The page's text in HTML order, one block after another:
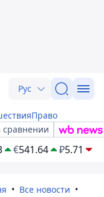
Рус
Право
сравнении
€541.64 ₽5.71
Все новости